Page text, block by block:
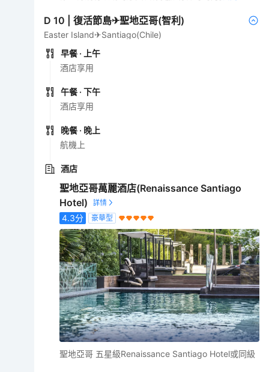
D10 |復活節島✈聖地亞哥(智利)
Easter Island✈Santiago(Chile)
早餐 · 上午
酒店享用
午餐 · 下午
酒店享用
晚餐 · 晚上
航機上
酒店
聖地亞哥萬麗酒店(Renaissance Santiago
Hotel)
4.3分 豪華型
聖地亞哥 五星級Renaissance Santiago Hotel或同級